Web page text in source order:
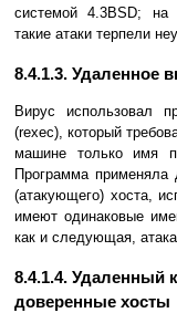
системой 4.3BSD; на
такие атаки терпели
8.4.1.3. Удаленное
Вирус использовал
(rexec), который
машине только имя
Программа применяла
(атакующего) хоста,
имеют одинаковые
как и следующая,
8.4.1.4. Удаленный
доверенные хосты